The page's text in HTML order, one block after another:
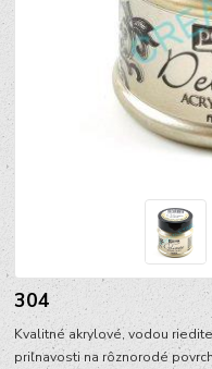
304
Kvalitné akrylové, vodou
priľnavosti na rôznorodé